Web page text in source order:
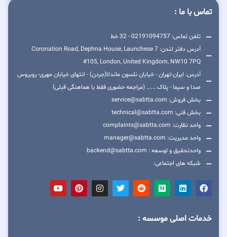
تماس با ما :
تلفن تماس: 02191094757 - 32 خط
آدرس دفتر لندن: 7 Coronation Road, Dephna House, Launchese
#105, London, United Kingdom, NW10 7PQ
آدرس: ایران-تهران - خیابان نلسون ماندلا(جردن) - انتهای خیابان مهری- روبروس
صدا و سیما - پلاک ...... (مراجعه حضوری فقط با هماهنگی قبلی)
بخش فروش: service@sabtta.com
بخش فنی: technical@sabtta.com
واحد نظارت: complaints@sabtta.com
واحد مدیریت: manager@sabtta.com
واحدتحقیق و توسعه : backend@sabtta.com
شبکه های اجتماعی:
خدمات اصلی موسسه :